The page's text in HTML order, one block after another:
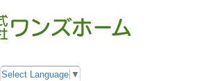
Select Language ▼